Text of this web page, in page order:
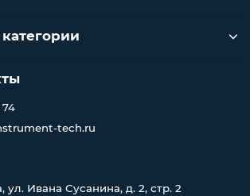
tech.ru
Ивана Сусанина, д. 2, стр. 2